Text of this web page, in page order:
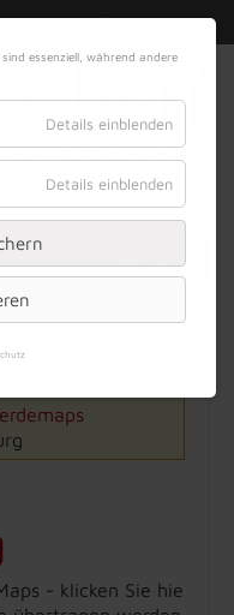
|Datenschutz
- klicken Sie hier,
essenziell, während andere
Details einblenden
Details einblenden